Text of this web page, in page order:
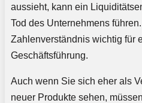
aussieht, kann ein
Tod des Unternehmens
Zahlenverständnis wichtig für
Geschäftsführung.
Auch wenn Sie sich eher als
neuer Produkte sehen,